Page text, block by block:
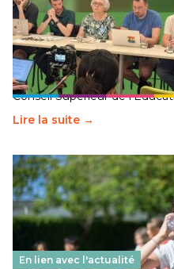
Transition écologique de
Éducation fait bouger
30 juin 2026-National
Pendant plusieurs mois, un
travaillé sur la transition
Conseil Supérieur de
Lire la suite →
En lien avec l'actualité